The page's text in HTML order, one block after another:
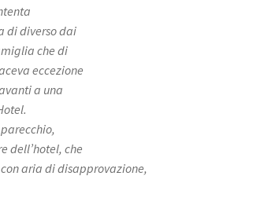
di diverso dai
che di
eccezione
a una
dell’hotel, che
aria di disapprovazione,